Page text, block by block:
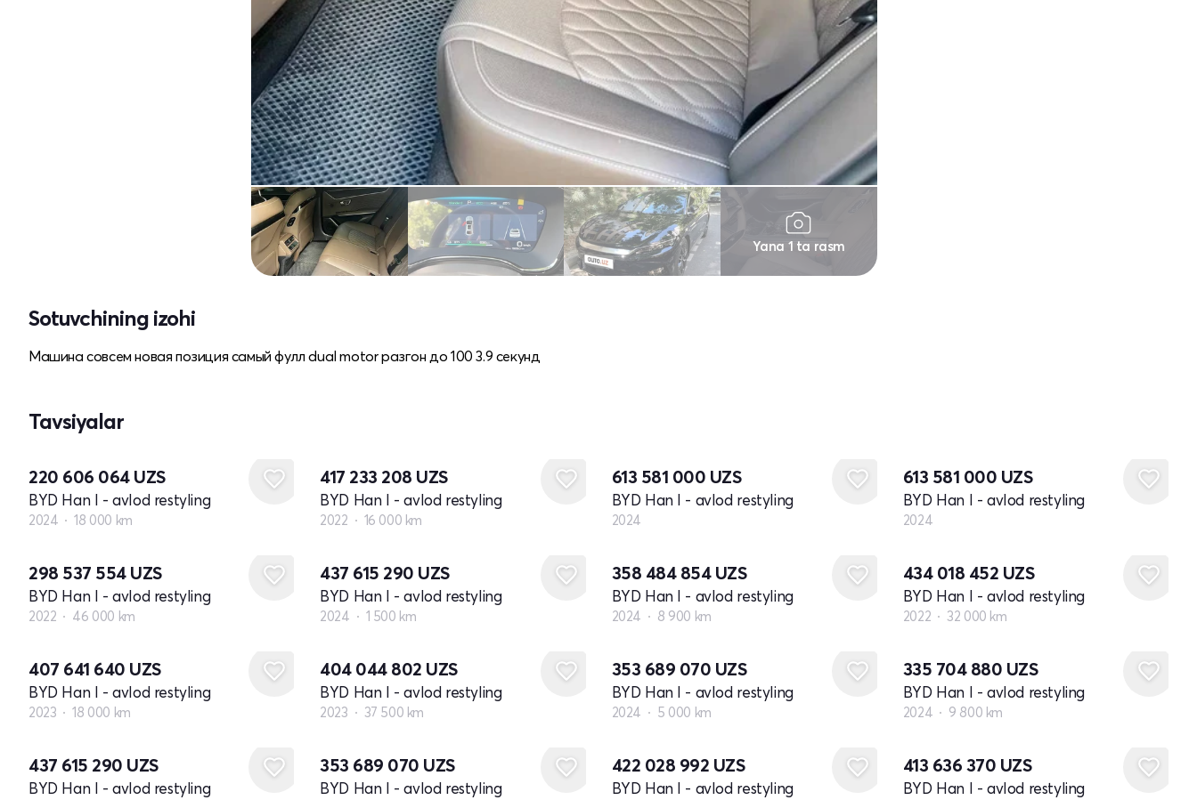
Yana 1 ta rasm
Sotuvchining izohi
Машина совсем новая позиция самый фулл dual motor разгон до 100 3.9 секунд
Tavsiyalar
220 606 064 UZS
BYD Han I - avlod restyling
2024 18 000 km
417 233 208 UZS
BYD Han I - avlod restyling
2022 16 000 km
613 581 000 UZS
BYD Han I - avlod restyling
2024
613 581 000 UZS
BYD Han I - avlod restyling
2024
298 537 554 UZS
BYD Han I - avlod restyling
2022 46 000 km
437 615 290 UZS
BYD Han I - avlod restyling
2024 1 500 km
358 484 854 UZS
BYD Han I - avlod restyling
2024 8 900 km
434 018 452 UZS
BYD Han I - avlod restyling
2022 32 000 km
407 641 640 UZS
BYD Han I - avlod restyling
2023 18 000 km
404 044 802 UZS
BYD Han I - avlod restyling
2023 37 500 km
353 689 070 UZS
BYD Han I - avlod restyling
2024 5 000 km
335 704 880 UZS
BYD Han I - avlod restyling
2024 9 800 km
437 615 290 UZS
BYD Han I - avlod restyling
353 689 070 UZS
BYD Han I - avlod restyling
422 028 992 UZS
BYD Han I - avlod restyling
413 636 370 UZS
BYD Han I - avlod restyling